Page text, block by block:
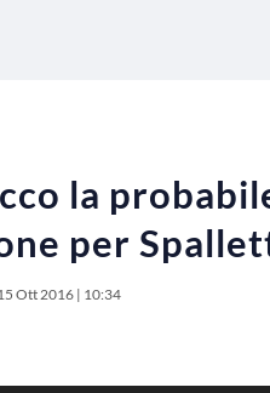
la
per
Ott 2016 | 10:34